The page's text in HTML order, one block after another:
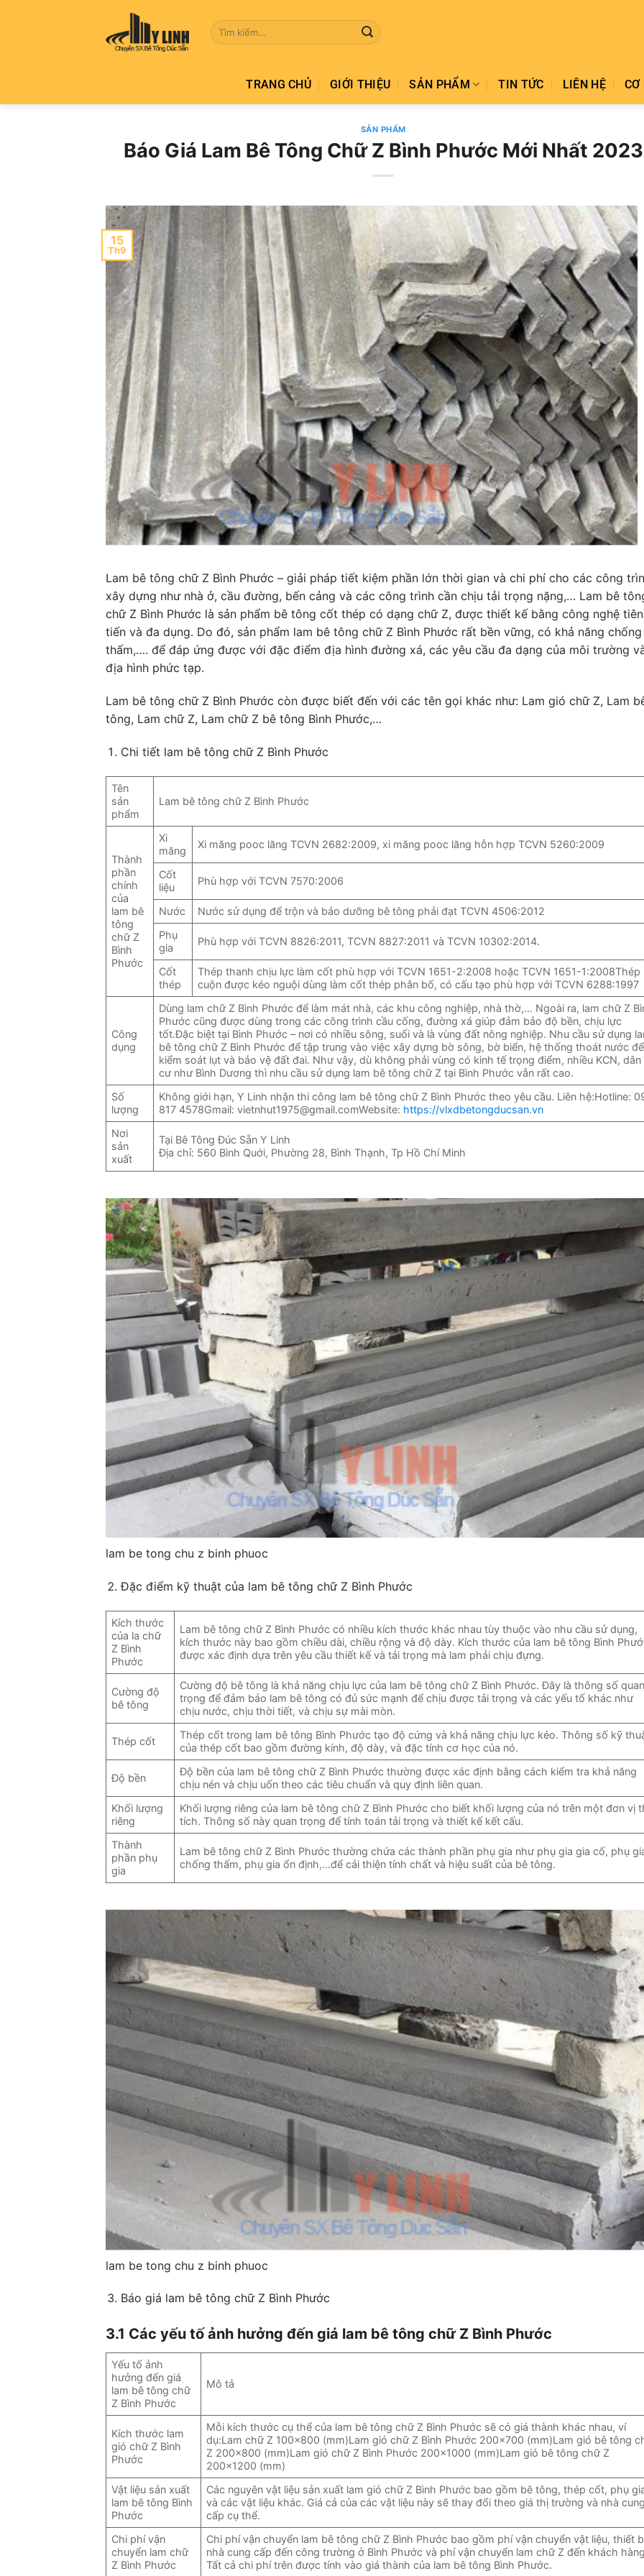
Tìm
kiếm:
TRANG CHỦ GIỚI THIỆU SẢN PHẨM TIN TỨC LIÊN HỆ CƠ
SẢN PHẨM
Báo Giá Lam Bê Tông Chữ Z Bình Phước Mới Nhất 2023
15
Th9
Lam bê tông chữ Z Bình Phước – giải pháp tiết kiệm phần lớn thời gian và chi phí cho các công
xây dựng như nhà ở, cầu đường, bến cảng và các công trình cần chịu tải trọng nặng,… Lam bê
chữ Z Bình Phước là sản phẩm bê tông cốt thép có dạng chữ Z, được thiết kế bằng công nghệ tiên
tiến và đa dụng. Do đó, sản phẩm lam bê tông chữ Z Bình Phước rất bền vững, có khả năng chống
thấm,…. để đáp ứng được với đặc điểm địa hình đường xá, các yêu cầu đa dạng của môi trường
địa hình phức tạp.
Lam bê tông chữ Z Bình Phước còn được biết đến với các tên gọi khác như: Lam gió chữ Z, Lam
tông, Lam chữ Z, Lam chữ Z bê tông Bình Phước,…
Chi tiết lam bê tông chữ Z Bình Phước
Tên
sản
phẩm
Lam bê tông chữ Z Bình Phước
Thành
phần
chính
của
lam bê
tông
chữ Z
Bình
Phước
Xi
măng
Xi măng pooc lăng TCVN 2682:2009, xi măng pooc lăng hỗn hợp TCVN 5260:2009
Cốt
liệu
Phù hợp với TCVN 7570:2006
Nước
Nước sử dụng để trộn và bảo dưỡng bê tông phải đạt TCVN 4506:2012
Phụ
gia
Phù hợp với TCVN 8826:2011, TCVN 8827:2011 và TCVN 10302:2014.
Cốt
thép
Thép thanh chịu lực làm cốt phù hợp với TCVN 1651-2:2008 hoặc TCVN 1651-1:2008Thép
cuộn được kéo nguội dùng làm cốt thép phân bố, có cấu tạo phù hợp với TCVN 6288:1997
Công
dụng
Dùng lam chữ Z Bình Phước để làm mát nhà, các khu công nghiệp, nhà thờ,… Ngoài ra, lam chữ Z
Phước cũng được dùng trong các công trình cầu cống, đường xá giúp đảm bảo độ bền, chịu lực
tốt.Đặc biệt tại Bình Phước – nơi có nhiều sông, suối và là vùng đất nông nghiệp. Nhu cầu sử dụng
bê tông chữ Z Bình Phước để tập trung vào việc xây dựng bờ sông, bờ biển, hệ thống thoát nước để
kiểm soát lụt và bảo vệ đất đai. Như vậy, dù không phải vùng có kinh tế trọng điểm, nhiều KCN, dân
cư như Bình Dương thì nhu cầu sử dụng lam bê tông chữ Z tại Bình Phước vẫn rất cao.
Số
lượng
Không giới hạn, Y Linh nhận thi công lam bê tông chữ Z Bình Phước theo yêu cầu. Liên hệ:Hotline:
817 4578Gmail: vietnhut1975@gmail.comWebsite: https://vlxdbetongducsan.vn
Nơi
sản
xuất
Tại Bê Tông Đúc Sẵn Y Linh
Địa chỉ: 560 Bình Quới, Phường 28, Bình Thạnh, Tp Hồ Chí Minh
lam be tong chu z binh phuoc
Đặc điểm kỹ thuật của lam bê tông chữ Z Bình Phước
Kích thước
của la chữ
Z Bình
Phước
Lam bê tông chữ Z Bình Phước có nhiều kích thước khác nhau tùy thuộc vào nhu cầu sử dụng,
kích thước này bao gồm chiều dài, chiều rộng và độ dày. Kích thước của lam bê tông Bình
được xác định dựa trên yêu cầu thiết kế và tải trọng mà lam phải chịu đựng.
Cường độ
bê tông
Cường độ bê tông là khả năng chịu lực của lam bê tông chữ Z Bình Phước. Đây là thông số quan
trọng để đảm bảo lam bê tông có đủ sức mạnh để chịu được tải trọng và các yếu tố khác như
chịu nước, chịu thời tiết, và chịu sự mài mòn.
Thép cốt
Thép cốt trong lam bê tông Bình Phước tạo độ cứng và khả năng chịu lực kéo. Thông số kỹ
của thép cốt bao gồm đường kính, độ dày, và đặc tính cơ học của nó.
Độ bền
Độ bền của lam bê tông chữ Z Bình Phước thường được xác định bằng cách kiểm tra khả năng
chịu nén và chịu uốn theo các tiêu chuẩn và quy định liên quan.
Khối lượng
riêng
Khối lượng riêng của lam bê tông chữ Z Bình Phước cho biết khối lượng của nó trên một đơn vị
tích. Thông số này quan trọng để tính toán tải trọng và thiết kế kết cấu.
Thành
phần phụ
gia
Lam bê tông chữ Z Bình Phước thường chứa các thành phần phụ gia như phụ gia gia cố, phụ
chống thấm, phụ gia ổn định,…để cải thiện tính chất và hiệu suất của bê tông.
lam be tong chu z binh phuoc
Báo giá lam bê tông chữ Z Bình Phước
3.1 Các yếu tố ảnh hưởng đến giá lam bê tông chữ Z Bình Phước
Yếu tố ảnh
hưởng đến giá
lam bê tông chữ
Z Bình Phước
Mô tả
Kích thước lam
gió chữ Z Bình
Phước
Mỗi kích thước cụ thể của lam bê tông chữ Z Bình Phước sẽ có giá thành khác nhau, ví
dụ:Lam chữ Z 100×800 (mm)Lam gió chữ Z Bình Phước 200×700 (mm)Lam gió bê tông
Z 200×800 (mm)Lam gió chữ Z Bình Phước 200×1000 (mm)Lam gió bê tông chữ Z
200×1200 (mm)
Vật liệu sản xuất
lam bê tông Bình
Phước
Các nguyên vật liệu sản xuất lam gió chữ Z Bình Phước bao gồm bê tông, thép cốt, phụ
và các vật liệu khác. Giá cả của các vật liệu này sẽ thay đổi theo giá thị trường và nhà cung
cấp cụ thể.
Chi phí vận
chuyển lam chữ
Z Bình Phước
Chi phí vận chuyển lam bê tông chữ Z Bình Phước bao gồm phí vận chuyển vật liệu, thiết
nhà cung cấp đến công trường ở Bình Phước và phí vận chuyển lam chữ Z đến khách
Tất cả chi phí trên được tính vào giá thành của lam bê tông Bình Phước.